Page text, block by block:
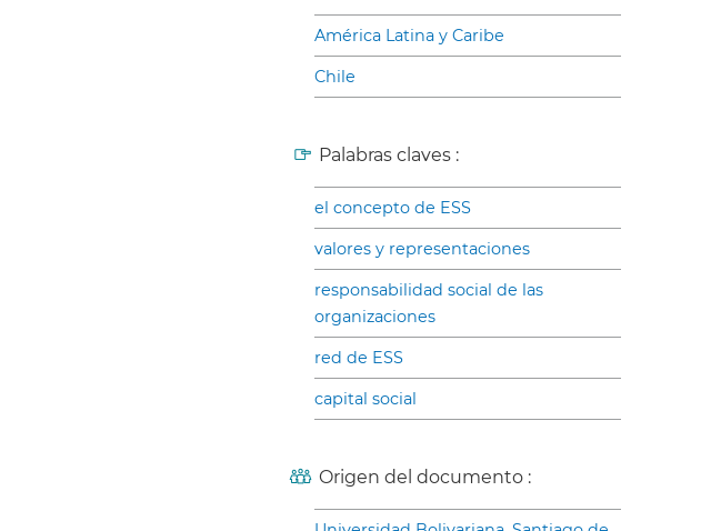
América Latina y Caribe
Chile
Palabras claves :
el concepto de ESS
valores y representaciones
responsabilidad social de las
organizaciones
red de ESS
capital social
Origen del documento :